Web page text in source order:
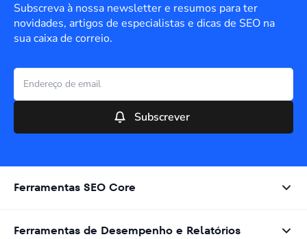
Subscreva à nossa newsletter e resumos para ter
novidades, artigos de especialistas e dicas de SEO na
sua caixa de correio.
Subscrever
Ferramentas SEO Core
Ferramentas de Desempenho e Relatórios